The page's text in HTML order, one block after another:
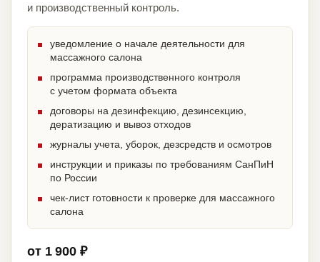
и производственный контроль.
уведомление о начале деятельности для
массажного салона
программа производственного контроля
с учетом формата объекта
договоры на дезинфекцию, дезинсекцию,
дератизацию и вывоз отходов
журналы учета, уборок, дезсредств и осмотров
инструкции и приказы по требованиям СанПиН
по России
чек-лист готовности к проверке для массажного
салона
от 1 900 ₽